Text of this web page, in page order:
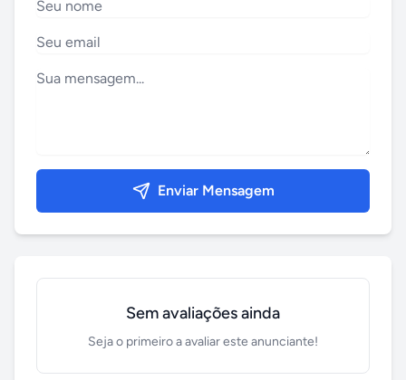
Enviar Mensagem
Sem avaliações ainda
Seja o primeiro a avaliar este anunciante!